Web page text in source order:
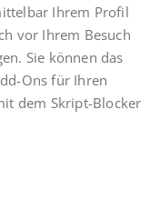
Ihrem Profil
vor Ihrem Besuch
Sie können das
Ons für Ihren
dem Skript-Blocker